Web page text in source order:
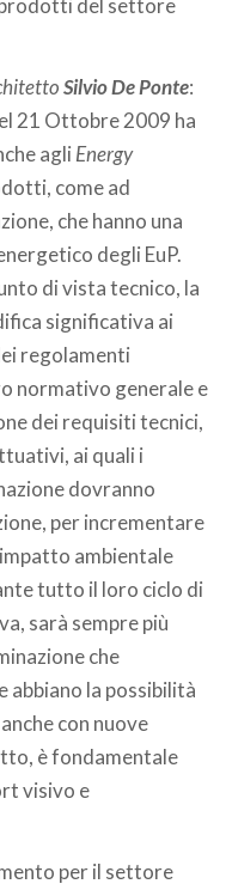
Silvio De Ponte:
21 Ottobre 2009 ha
agli Energy
come ad
che hanno una
degli EuP.
di vista tecnico, la
significativa ai
regolamenti
normativo generale e
dei requisiti tecnici,
ai quali i
dovranno
per incrementare
ambientale
tutto il loro ciclo di
sarà sempre più
che
abbiano la possibilità
con nuove
è fondamentale
visivo e
per il settore